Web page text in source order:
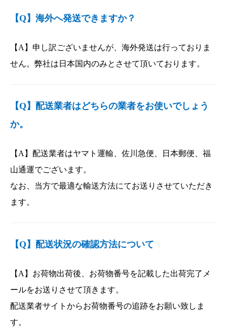
【Q】海外へ発送できますか？
【A】申し訳ございませんが、海外発送は行っておりま
せん。弊社は日本国内のみとさせて頂いております。
【Q】配送業者はどちらの業者をお使いでしょう
か。
【A】配送業者はヤマト運輸、佐川急便、日本郵便、福
山通運でございます。
なお、当方で最適な輸送方法にてお送りさせていただき
ます。
【Q】配送状況の確認方法について
【A】お荷物出荷後、お荷物番号を記載した出荷完了メ
ールをお送りさせて頂きます。
配送業者サイトからお荷物番号の追跡をお願い致しま
す。